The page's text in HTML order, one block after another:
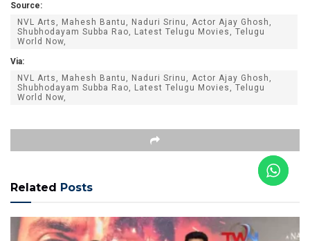
Source:
NVL Arts, Mahesh Bantu, Naduri Srinu, Actor Ajay Ghosh,
Shubhodayam Subba Rao, Latest Telugu Movies, Telugu
World Now,
Via:
NVL Arts, Mahesh Bantu, Naduri Srinu, Actor Ajay Ghosh,
Shubhodayam Subba Rao, Latest Telugu Movies, Telugu
World Now,
Related Posts